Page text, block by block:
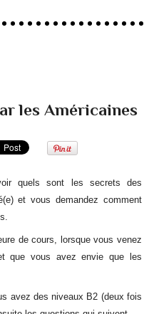
les Américaines
quels sont les secrets des
et vous demandez comment
de cours, lorsque vous venez
que vous avez envie que les
avez des niveaux B2 (deux fois